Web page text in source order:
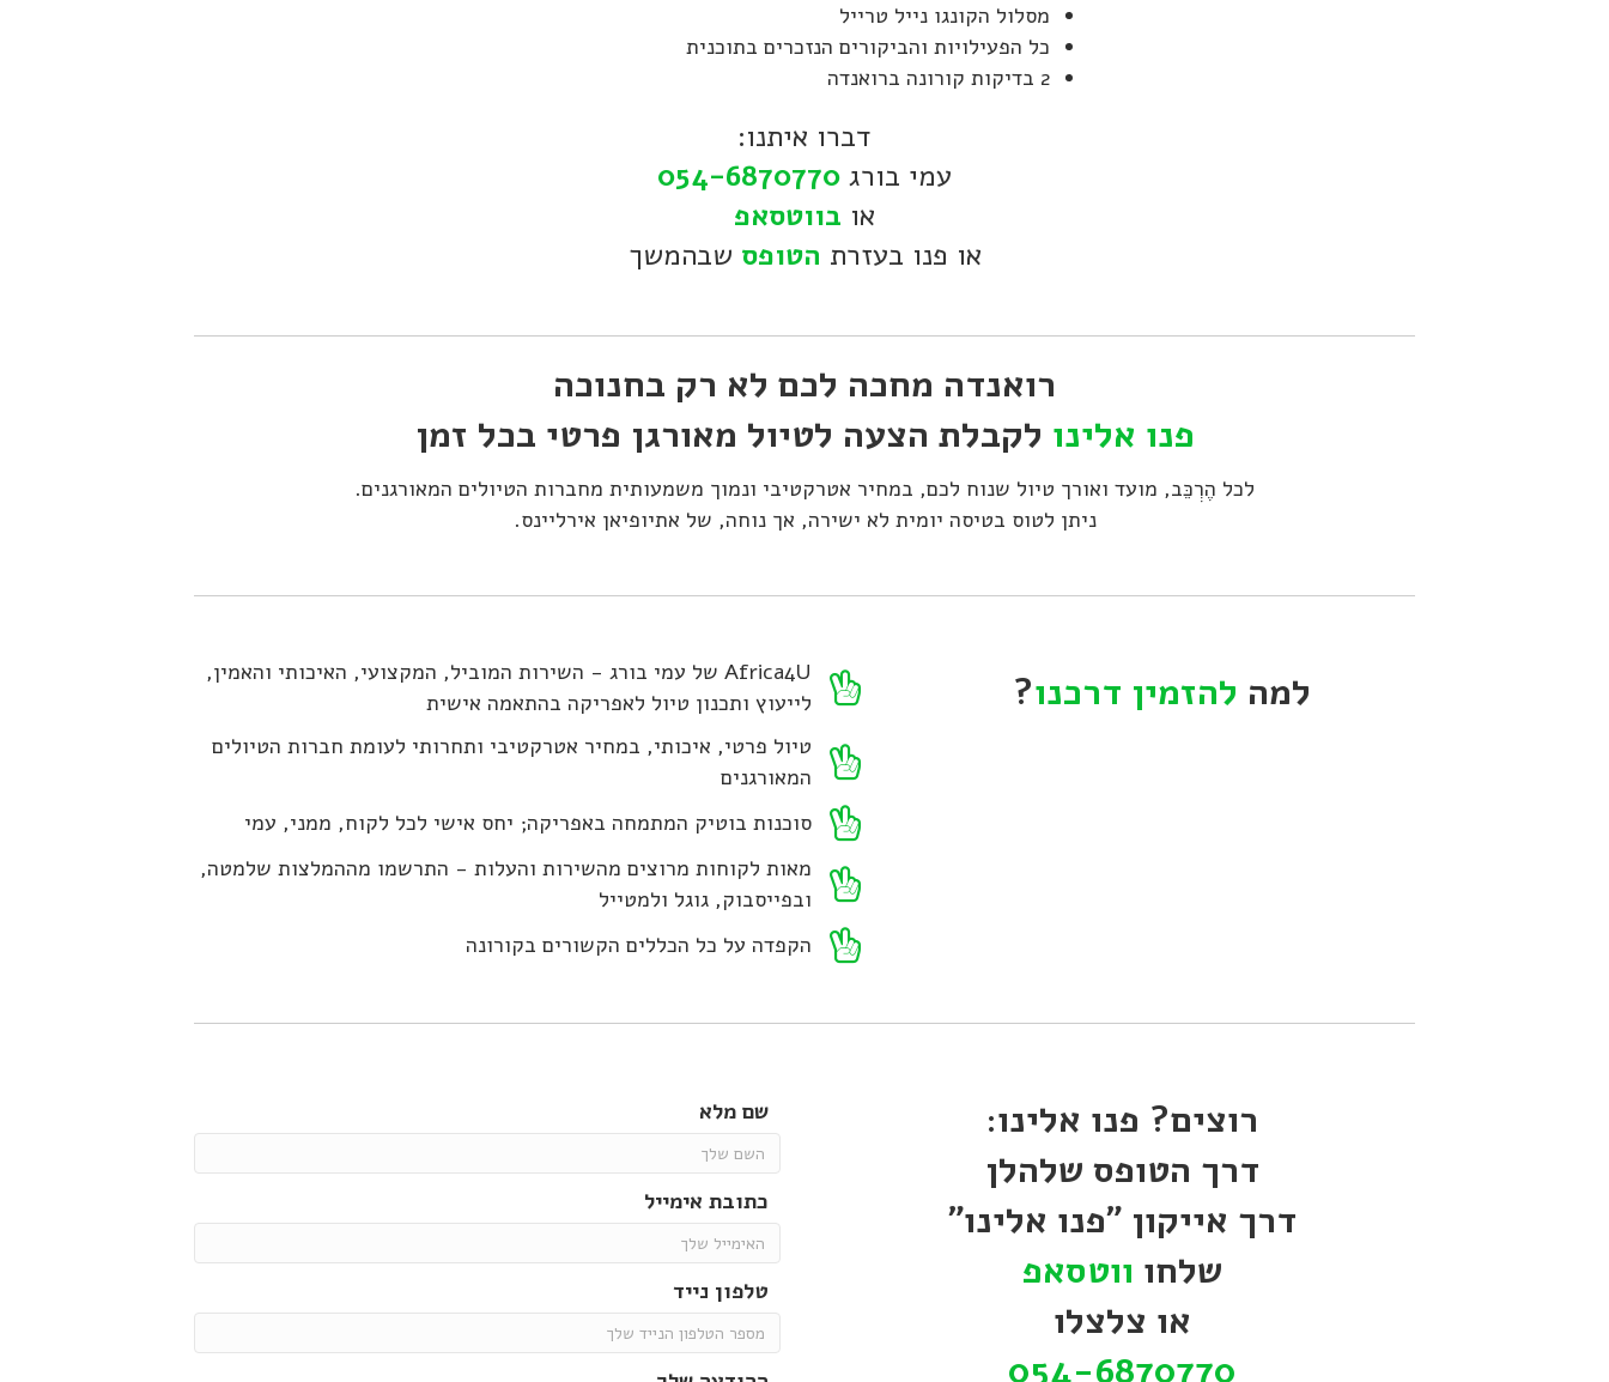
מסלול הקונגו נייל טרייל
כל הפעילויות והביקורים הנזכרים בתוכנית
2 בדיקות קורונה ברואנדה
דברו איתנו:
עמי בורג 054-6870770
או בווטסאפ
או פנו בעזרת הטופס שבהמשך
רואנדה מחכה לכם לא רק בחנוכה
פנו אלינו לקבלת הצעה לטיול מאורגן פרטי בכל זמן
לכל הֶרְכֵּב, מועד ואורך טיול שנוח לכם, במחיר אטרקטיבי ונמוך משמעותית מחברות הטיולים המאורגנים.
ניתן לטוס בטיסה יומית לא ישירה, אך נוחה, של אתיופיאן אירליינס.
למה להזמין דרכנו?
Africa4U של עמי בורג - השירות המוביל, המקצועי, האיכותי והאמין,
לייעוץ ותכנון טיול לאפריקה בהתאמה אישית
טיול פרטי, איכותי, במחיר אטרקטיבי ותחרותי לעומת חברות הטיולים
המאורגנים
סוכנות בוטיק המתמחה באפריקה; יחס אישי לכל לקוח, ממני, עמי
מאות לקוחות מרוצים מהשירות והעלות - התרשמו מההמלצות שלמטה,
ובפייסבוק, גוגל ולמטייל
הקפדה על כל הכללים הקשורים בקורונה
רוצים? פנו אלינו:
דרך הטופס שלהלן
דרך אייקון "פנו אלינו"
שלחו ווטסאפ
או צלצלו
054-6870770
שם מלא
כתובת אימייל
טלפון נייד